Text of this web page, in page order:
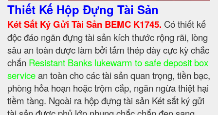
Thiết Kế Hộp Đựng Tài Sản
Két Sắt Ký Gửi Tài Sản BEMC K1745. Có thiết kế
độc đáo ngăn đựng tài sản kích thước rộng rãi, lòng
sâu an toàn được làm bởi tấm thép dày cực kỳ chắc
chắn Resistant Banks lukewarm to safe deposit box
servicean toàn cho các tài sản quan trọng, tiền bạc,
phòng hỏa hoạn hoặc trộm cắp, ngăn ngừa thiệt hại
tiềm tàng. Ngoài ra hộp đựng tài sản Két sắt ký gửi